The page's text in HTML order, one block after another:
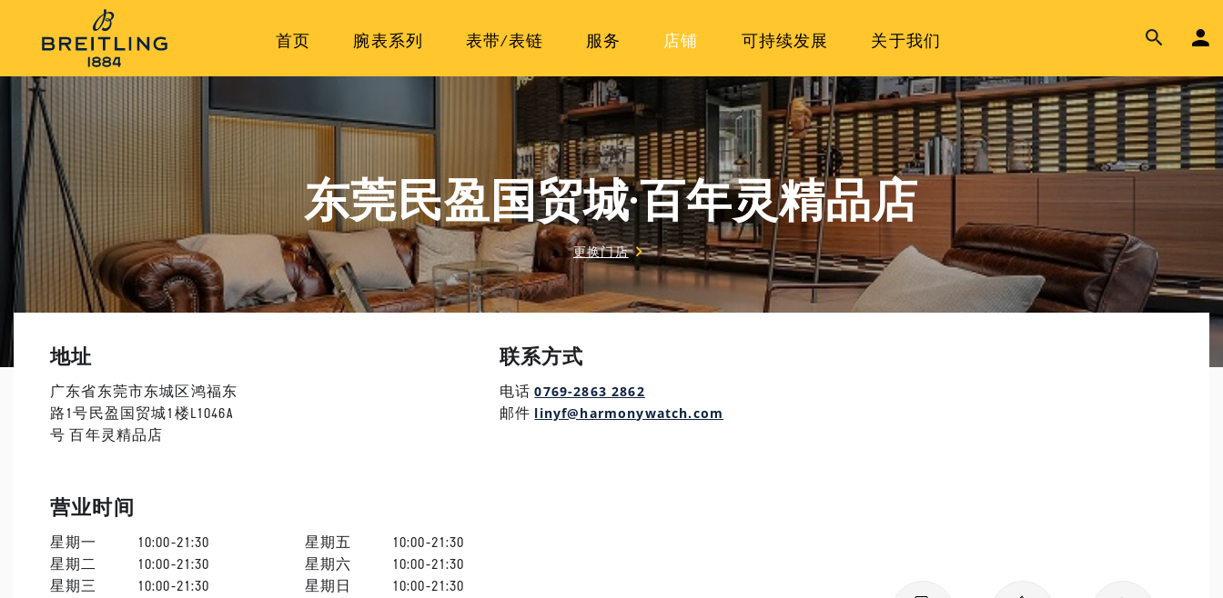
首页 腕表系列 表带/表链 服务 店铺 可持续发展 关于我们
东莞民盈国贸城·百年灵精品店
更换门店
地址
广东省东莞市东城区鸿福东
路1号民盈国贸城1楼L1046A
号 百年灵精品店
联系方式
电话 0769-2863 2862
邮件 linyf@harmonywatch.com
营业时间
星期一
10:00-21:30
星期二
10:00-21:30
星期三
10:00-21:30
星期五
10:00-21:30
星期六
10:00-21:30
星期日
10:00-21:30